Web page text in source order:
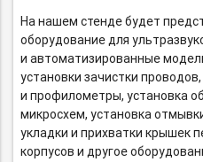
На нашем стенде будет
оборудование для
и автоматизированные
установки зачистки
и профилометры, установка
микросхем, установка
укладки и прихватки крышек
корпусов и другое